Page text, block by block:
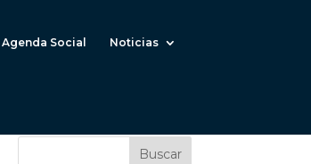
Agenda Social Noticias
Buscar